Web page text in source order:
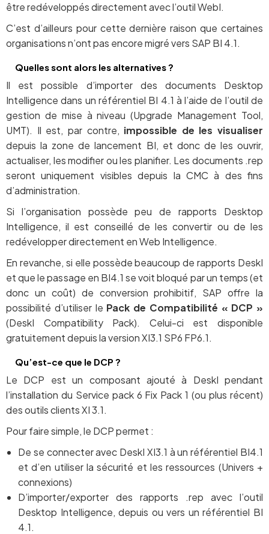
être redéveloppés directement avec l’outil WebI.
C’est d’ailleurs pour cette dernière raison que certaines
organisations n’ont pas encore migré vers SAP BI 4.1.
Quelles sont alors les alternatives ?
Il est possible d’importer des documents Desktop
Intelligence dans un référentiel BI 4.1 à l’aide de l’outil de
gestion de mise à niveau (Upgrade Management Tool,
UMT). Il est, par contre, impossible de les visualiser
depuis la zone de lancement BI, et donc de les ouvrir,
actualiser, les modifier ou les planifier. Les documents .rep
seront uniquement visibles depuis la CMC à des fins
d’administration.
Si l’organisation possède peu de rapports Desktop
Intelligence, il est conseillé de les convertir ou de les
redévelopper directement en Web Intelligence.
En revanche, si elle possède beaucoup de rapports DeskI
et que le passage en BI4.1 se voit bloqué par un temps (et
donc un coût) de conversion prohibitif, SAP offre la
possibilité d’utiliser le Pack de Compatibilité « DCP »
(DeskI Compatibility Pack). Celui-ci est disponible
gratuitement depuis la version XI3.1 SP6 FP6.1.
Qu’est-ce que le DCP ?
Le DCP est un composant ajouté à DeskI pendant
l’installation du Service pack 6 Fix Pack 1 (ou plus récent)
des outils clients XI 3.1.
Pour faire simple, le DCP permet :
De se connecter avec DeskI XI3.1 à un référentiel BI4.1
et d’en utiliser la sécurité et les ressources (Univers +
connexions)
D’importer/exporter des rapports .rep avec l’outil
Desktop Intelligence, depuis ou vers un référentiel BI
4.1.